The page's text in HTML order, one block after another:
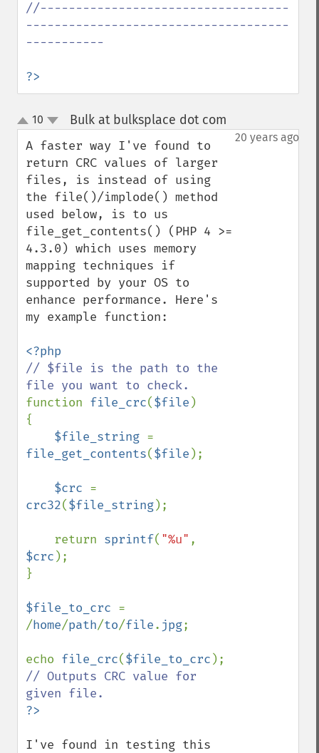
//-----------------------------------
-------------------------------------
-----------
?>
up
down
10 Bulk at bulksplace dot com
20 years ago
A faster way I've found to
return CRC values of larger
files, is instead of using
the file()/implode() method
used below, is to us
file_get_contents() (PHP 4 >=
4.3.0) which uses memory
mapping techniques if
supported by your OS to
enhance performance. Here's
my example function:
// $file is the path to the
function file_crc($file )
{
$file_string
file_get_contents($file );
$crc
crc32($file_string);
    return
sprintf( "%u"
$crc );
}
$file_to_crc =
/home/path/to/file. jpg;
echo file_crc($file_to_crc
// Outputs CRC value for
I've found in testing this